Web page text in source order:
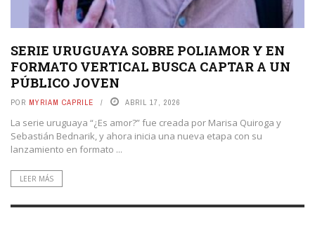
SERIE URUGUAYA SOBRE POLIAMOR Y EN
FORMATO VERTICAL BUSCA CAPTAR A UN
PÚBLICO JOVEN
POR MYRIAM CAPRILE ABRIL 17, 2026
La serie uruguaya “¿Es amor?” fue creada por Marisa Quiroga y
Sebastián Bednarik, y ahora inicia una nueva etapa con su
lanzamiento en formato ...
LEER MÁS